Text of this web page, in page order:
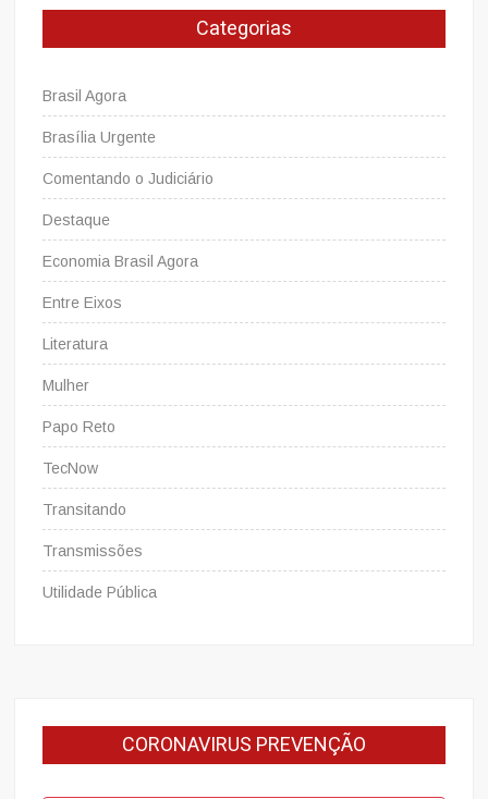
mundo?
Categorias
Brasil Agora
Brasília Urgente
Comentando o Judiciário
Destaque
Economia Brasil Agora
Entre Eixos
Literatura
Mulher
Papo Reto
TecNow
Transitando
Transmissões
Utilidade Pública
CORONAVIRUS PREVENÇÃO